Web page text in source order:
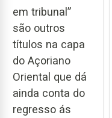
em tribunal”
são outros
títulos na capa
do Açoriano
Oriental que dá
ainda conta do
regresso ás